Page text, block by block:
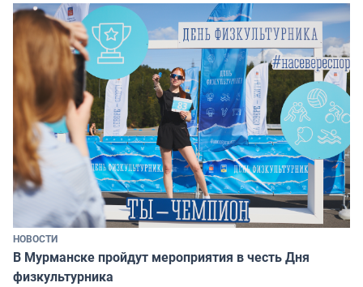
НОВОСТИ
В Мурманске пройдут мероприятия в честь Дня
физкультурника